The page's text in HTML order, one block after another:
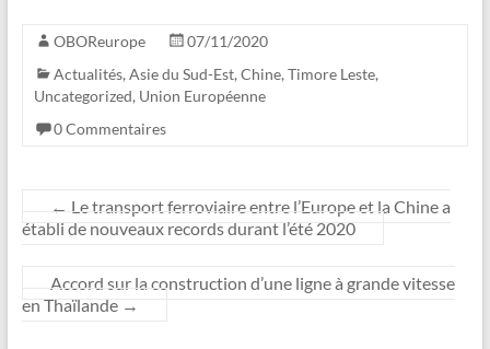
OBOReurope
07/11/2020
Actualités, Asie du Sud-Est, Chine, Timore Leste,
Uncategorized, Union Européenne
0 Commentaires
← Le transport ferroviaire entre l’Europe et la Chine a
établi de nouveaux records durant l’été 2020
Accord sur la construction d’une ligne à grande vitesse
en Thaïlande →